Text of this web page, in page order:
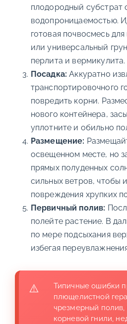
плодородный субстрат
водопроницаемостью.
готовая почвосмесь
или универсальный
перлита и вермикулита.
Посадка: Аккуратно
транспортировочного
повредить корни.
нового контейнера,
уплотните и обильно
Размещение:
освещенном месте, но
прямых полуденных
сильных ветров, чтобы
повреждения хрупких
Первичный полив:
полейте растение. В
по мере подсыхания
избегая
Типичные ошибки
плющелистной
чрезмерный
корневой гнили,